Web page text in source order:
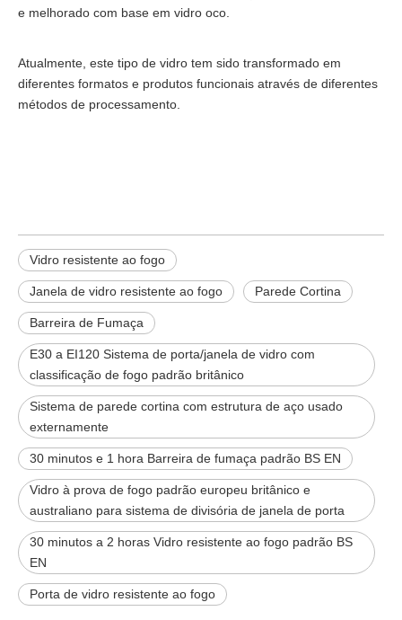
e melhorado com base em vidro oco.
Atualmente, este tipo de vidro tem sido transformado em
diferentes formatos e produtos funcionais através de diferentes
métodos de processamento.
Vidro resistente ao fogo
Janela de vidro resistente ao fogo Parede Cortina
Barreira de Fumaça
E30 a EI120 Sistema de porta/janela de vidro com
classificação de fogo padrão britânico
Sistema de parede cortina com estrutura de aço usado
externamente
30 minutos e 1 hora Barreira de fumaça padrão BS EN
Vidro à prova de fogo padrão europeu britânico e
australiano para sistema de divisória de janela de porta
30 minutos a 2 horas Vidro resistente ao fogo padrão BS
EN
Porta de vidro resistente ao fogo